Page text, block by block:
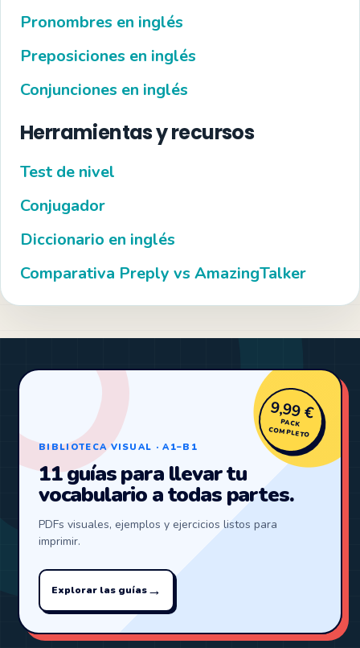
Pronombres en inglés
Preposiciones en inglés
Conjunciones en inglés
Herramientas y recursos
Test de nivel
Conjugador
Diccionario en inglés
Comparativa Preply vs AmazingTalker
BIBLIOTECA VISUAL · A1–B1
11 guías para llevar tu
vocabulario a todas partes.
PDFs visuales, ejemplos y ejercicios listos para
imprimir.
Explorar las guías→
9,99 €
PACK
COMPLETO